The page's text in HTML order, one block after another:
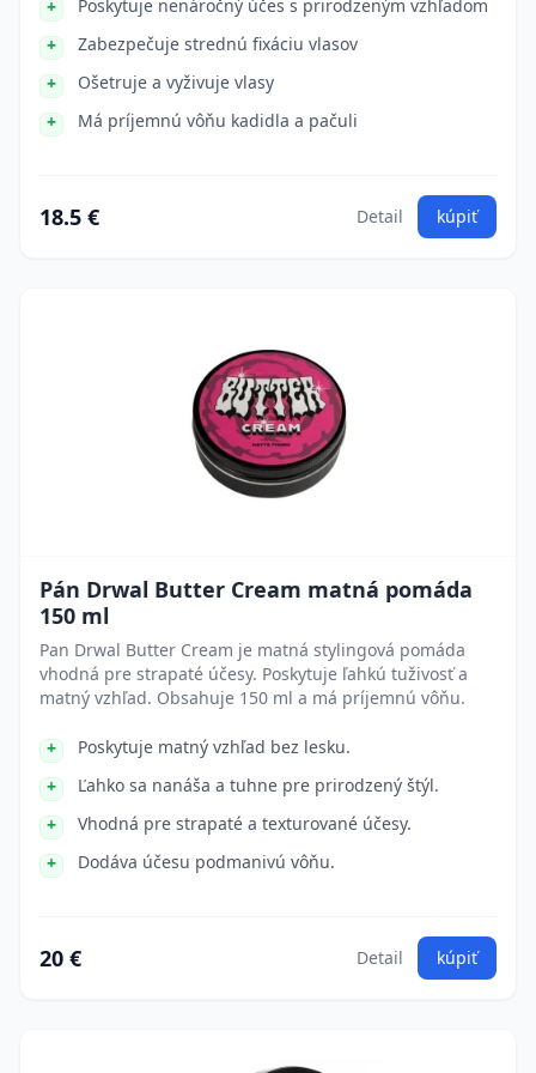
Poskytuje nenáročný účes s prirodzeným vzhľadom
Zabezpečuje strednú fixáciu vlasov
Ošetruje a vyživuje vlasy
Má príjemnú vôňu kadidla a pačuli
18.5 € Detail kúpiť
Pán Drwal Butter Cream matná pomáda
150 ml
Pan Drwal Butter Cream je matná stylingová pomáda
vhodná pre strapaté účesy. Poskytuje ľahkú tuživosť a
matný vzhľad. Obsahuje 150 ml a má príjemnú vôňu.
Poskytuje matný vzhľad bez lesku.
Ľahko sa nanáša a tuhne pre prirodzený štýl.
Vhodná pre strapaté a texturované účesy.
Dodáva účesu podmanivú vôňu.
20 € Detail kúpiť